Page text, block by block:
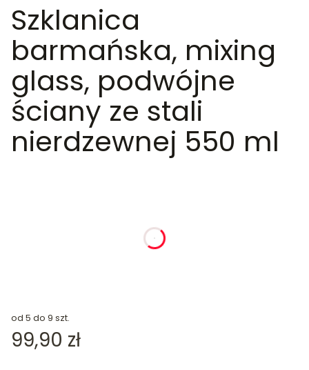
Szklanica
barmańska, mixing
glass, podwójne
ściany ze stali
nierdzewnej 550 ml
od 5 do 9 szt.
Cena
99,90 zł